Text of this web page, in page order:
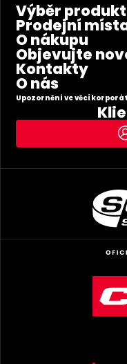
Výběr
Prodejní
O nákupu
Objevujte
Kontakty
O nás
Upozornění ve věci